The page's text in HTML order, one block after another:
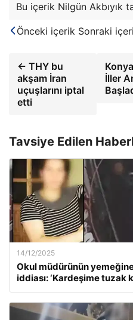
Bu içerik Nilgün Akbıyık
Önceki içerik Sonraki
← THY bu
akşam İran
uçuşlarını iptal
etti
İller
Tavsiye Edilen
14/12/2025
Okul müdürünün
iddiası: ‘Kardeşime tuzak